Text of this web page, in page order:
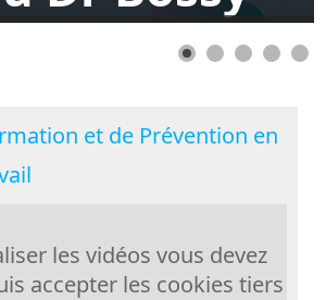
et de Prévention en
les vidéos vous devez
accepter les cookies tiers